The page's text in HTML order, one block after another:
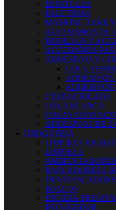
ESPATULAS
PALETINAS
MASKING TAKE
ACCESORIOS DE
RODILLOS Y
ACCESORIOS
ADHESIVOS Y
COLA
ADHESIVOS
ADHESIVOS
CYANOCRILATO
COLA BLANCA
COLAS
ADHESIVOS DE 2
DROGUERIA
LIMPIEZA VILEDA
LIMPIEZA
RASCADORES-
ROLLOS
ESCOBA-
RECOGEDOR